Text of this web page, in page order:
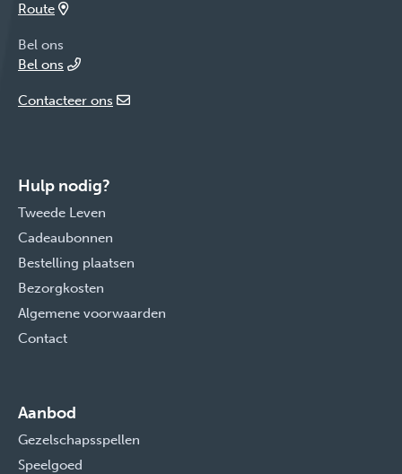
Route
Bel ons
Bel ons
Contacteer ons
Hulp nodig?
Tweede Leven
Cadeaubonnen
Bestelling plaatsen
Bezorgkosten
Algemene voorwaarden
Contact
Aanbod
Gezelschapsspellen
Speelgoed